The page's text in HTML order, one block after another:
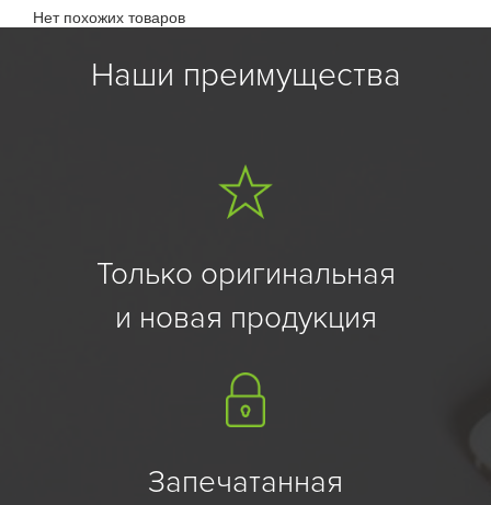
Нет похожих товаров
Наши преимущества
Только оригинальная
и новая продукция
Запечатанная